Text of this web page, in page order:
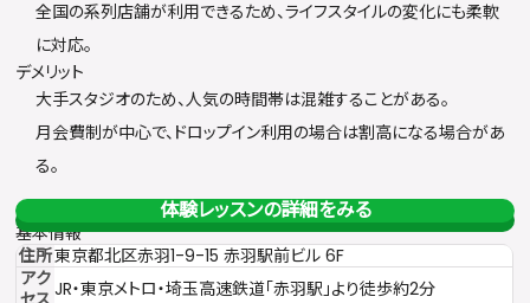
全国の系列店舗が利用できるため、ライフスタイルの変化にも柔軟
に対応。
デメリット
大手スタジオのため、人気の時間帯は混雑することがある。
月会費制が中心で、ドロップイン利用の場合は割高になる場合があ
る。
体験レッスンの詳細をみる
基本情報
住所東京都北区赤羽1-9-15 赤羽駅前ビル 6F
アクJR・東京メトロ・埼玉高速鉄道「赤羽駅」より徒歩約2分